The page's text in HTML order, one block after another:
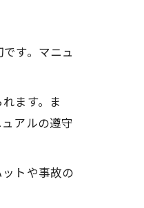
す。マニュ
ます。ま
アルの遵守
トや事故の